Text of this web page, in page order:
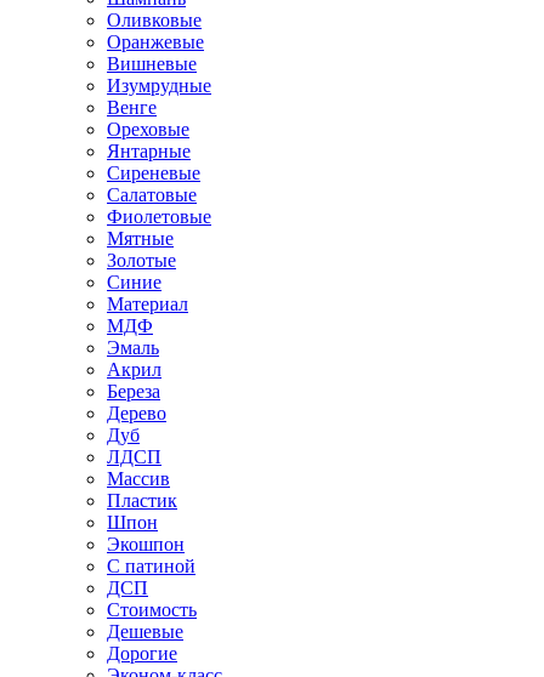
Оливковые
Оранжевые
Вишневые
Изумрудные
Венге
Ореховые
Янтарные
Сиреневые
Салатовые
Фиолетовые
Мятные
Золотые
Синие
Материал
МДФ
Эмаль
Акрил
Береза
Дерево
Дуб
ЛДСП
Массив
Пластик
Шпон
Экошпон
С патиной
ДСП
Стоимость
Дешевые
Дорогие